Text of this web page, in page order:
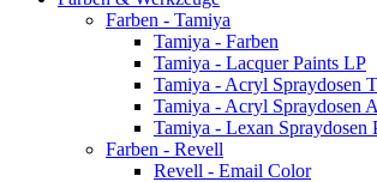
Farben - Tamiya
Tamiya - Farben
Tamiya - Lacquer Paints LP
Tamiya - Acryl Spraydosen
Tamiya - Acryl Spraydosen
Tamiya - Lexan Spraydosen
Farben - Revell
Revell - Email Color